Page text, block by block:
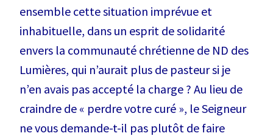
ensemble cette situation imprévue et
inhabituelle, dans un esprit de solidarité
envers la communauté chrétienne de ND des
Lumières, qui n’aurait plus de pasteur si je
n’en avais pas accepté la charge ? Au lieu de
craindre de « perdre votre curé », le Seigneur
ne vous demande-t-il pas plutôt de faire